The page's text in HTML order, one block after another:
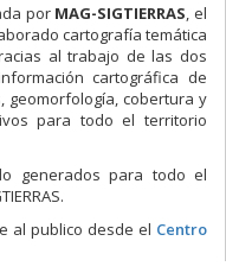
por MAG-SIGTIERRAS , el
cartografía temática
al trabajo de las dos
cartográfica de
geomorfología, cobertura y
para todo el territorio
generados para todo el
al publico desde el Centro